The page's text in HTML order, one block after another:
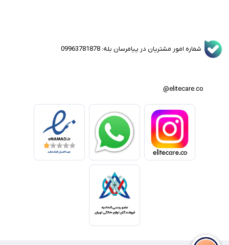
شماره امور مشتریان در پیامرسان بله: 09963781878